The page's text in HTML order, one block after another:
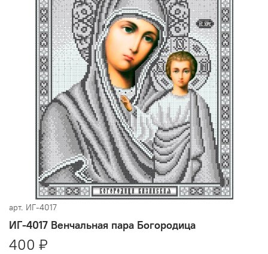
арт. ИГ-4017
ИГ-4017 Венчальная пара Богородица
400 ₽